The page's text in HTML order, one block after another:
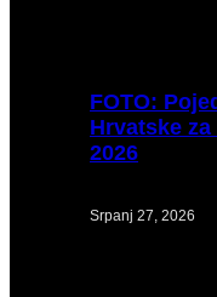
FOTO:
Hrvatske
2026
Srpanj 27, 2026